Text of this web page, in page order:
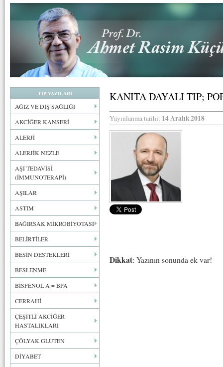
TIP YAZILARI
AĞIZ VE DİŞ SAĞLIĞI
AKCİĞER KANSERİ
ALERJİ
ALERJİK NEZLE
AŞI TEDAVİSİ
(İMMUNOTERAPİ)
AŞILAR
ASTIM
BAĞIRSAK MİKROBİYOTASI
BELİRTİLER
BESİN DESTEKLERİ
BESLENME
BİSFENOL A = BPA
CERRAHİ
ÇEŞİTLİ AKCİĞER
HASTALIKLARI
ÇÖLYAK GLUTEN
DİYABET
KANITA DAYALI TIP;
Yayınlanma tarihi: 14 Aralık 2018
Dikkat: Yazının sonunda ek var!